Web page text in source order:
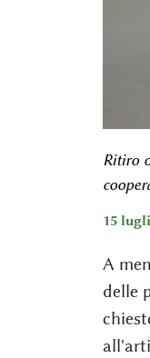
Ritiro
15
A
delle